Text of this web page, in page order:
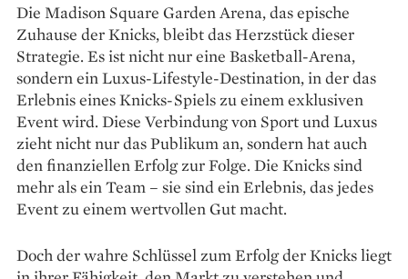
Die Madison Square Garden Arena, das epische
Zuhause der Knicks, bleibt das Herzstück dieser
Strategie. Es ist nicht nur eine Basketball-Arena,
sondern ein Luxus-Lifestyle-Destination, in der das
Erlebnis eines Knicks-Spiels zu einem exklusiven
Event wird. Diese Verbindung von Sport und Luxus
zieht nicht nur das Publikum an, sondern hat auch
den finanziellen Erfolg zur Folge. Die Knicks sind
mehr als ein Team – sie sind ein Erlebnis, das jedes
Event zu einem wertvollen Gut macht.
Doch der wahre Schlüssel zum Erfolg der Knicks liegt